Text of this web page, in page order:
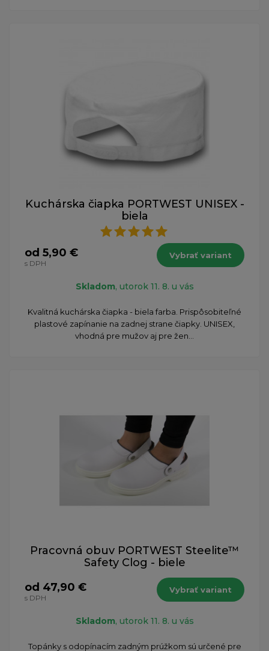
Kuchárska čiapka PORTWEST UNISEX -
biela
od 5,90 €
s DPH
Vybrať variant
Skladom, utorok 11. 8. u vás
Kvalitná kuchárska čiapka - biela farba. Prispôsobiteľné
plastové zapínanie na zadnej strane čiapky. UNISEX,
vhodná pre mužov aj pre žen...
Pracovná obuv PORTWEST Steelite™
Safety Clog - biele
od 47,90 €
s DPH
Vybrať variant
Skladom, utorok 11. 8. u vás
Topánky s odopínacím zadným prúžkom sú určené pre